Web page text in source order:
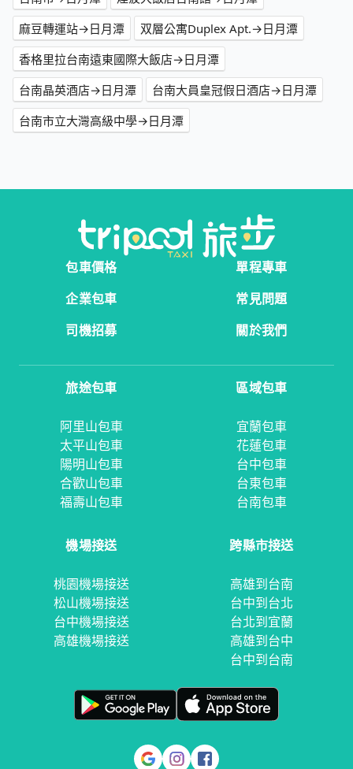
麻豆轉運站→日月潭
双層公寓Duplex Apt.→日月潭
香格里拉台南遠東國際大飯店→日月潭
台南晶英酒店→日月潭
台南大員皇冠假日酒店→日月潭
台南市立大灣高級中學→日月潭
包車價格
單程專車
企業包車
常見問題
司機招募
關於我們
旅途包車
阿里山包車
太平山包車
陽明山包車
合歡山包車
福壽山包車
區域包車
宜蘭包車
花蓮包車
台中包車
台東包車
台南包車
機場接送
桃園機場接送
松山機場接送
台中機場接送
高雄機場接送
跨縣市接送
高雄到台南
台中到台北
台北到宜蘭
高雄到台中
台中到台南